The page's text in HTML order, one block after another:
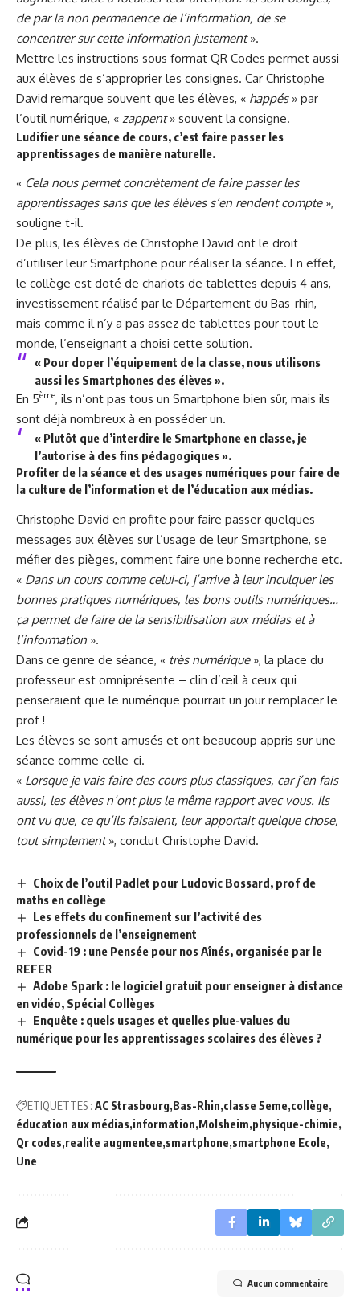
de par la non permanence de l’information, de se
concentrer sur cette information justement».
Mettre les instructions sous format QR Codes permet aussi
aux élèves de s’approprier les consignes. Car Christophe
David remarque souvent que les élèves, « happés » par
l’outil numérique, « zappent» souvent la consigne.
Ludifier une séance de cours, c’est faire passer les
apprentissages de manière naturelle.
« Cela nous permet concrètement de faire passer les
apprentissages sans que les élèves s’en rendent compte »,
souligne t-il.
De plus, les élèves de Christophe David ont le droit
d’utiliser leur Smartphone pour réaliser la séance. En effet,
le collège est doté de chariots de tablettes depuis 4 ans,
investissement réalisé par le Département du Bas-rhin,
mais comme il n’y a pas assez de tablettes pour tout le
monde, l’enseignant a choisi cette solution.
« Pour doper l’équipement de la classe, nous utilisons
aussi les Smartphones des élèves ».
En 5ème, ils n’ont pas tous un Smartphone bien sûr, mais ils
sont déjà nombreux à en posséder un.
« Plutôt que d’interdire le Smartphone en classe, je
l’autorise à des fins pédagogiques ».
Profiter de la séance et des usages numériques pour faire de
la culture de l’information et de l’éducation aux médias.
Christophe David en profite pour faire passer quelques
messages aux élèves sur l’usage de leur Smartphone, se
méfier des pièges, comment faire une bonne recherche etc.
« Dans un cours comme celui-ci, j’arrive à leur inculquer les
bonnes pratiques numériques, les bons outils numériques…
ça permet de faire de la sensibilisation aux médias et à
l’information ».
Dans ce genre de séance, « très numérique», la place du
professeur est omniprésente – clin d’œil à ceux qui
penseraient que le numérique pourrait un jour remplacer le
prof !
Les élèves se sont amusés et ont beaucoup appris sur une
séance comme celle-ci.
« Lorsque je vais faire des cours plus classiques, car j’en fais
aussi, les élèves n’ont plus le même rapport avec vous. Ils
ont vu que, ce qu’ils faisaient, leur apportait quelque chose,
tout simplement», conclut Christophe David.
Choix de l’outil Padlet pour Ludovic Bossard, prof de
maths en collège
Les effets du confinement sur l’activité des
professionnels de l’enseignement
Covid-19 : une Pensée pour nos Aînés, organisée par le
REFER
Adobe Spark : le logiciel gratuit pour enseigner à distance
en vidéo, Spécial Collèges
Enquête : quels usages et quelles plue-values du
numérique pour les apprentissages scolaires des élèves ?
ETIQUETTES : AC Strasbourg Bas-Rhin classe 5eme collège
éducation aux médias information Molsheim physique-chimie
Qr codes realite augmentee smartphone smartphone Ecole
Une
Aucun commentaire